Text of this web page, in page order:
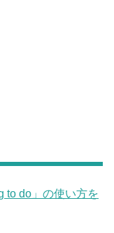
to do」の使い方を